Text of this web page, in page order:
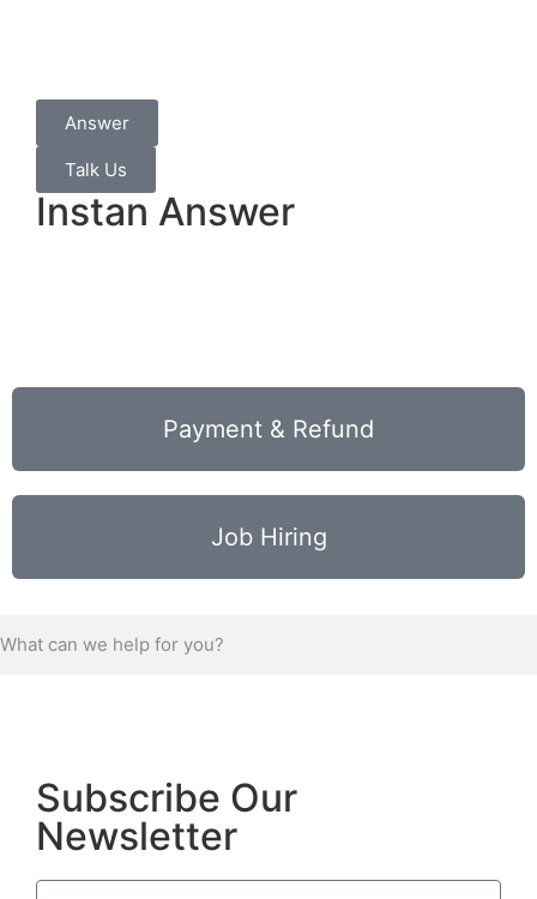
Answer
Talk Us
Instan Answer
Payment & Refund
Job Hiring
Subscribe Our
Newsletter